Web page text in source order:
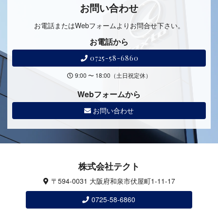
お問い合わせ
お電話またはWebフォームよりお問合せ下さい。
お電話から
0725-58-6860
9:00 〜 18:00（土日祝定休）
Webフォームから
お問い合わせ
株式会社テクト
〒594-0031 大阪府和泉市伏屋町1-11-17
0725-58-6860